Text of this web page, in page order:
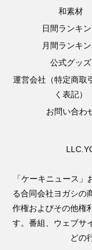
和素材
日間ランキ
月間ランキ
公式グッズ
運営会社（特定商取
く表記）
お問い合わ
「ケーキニュース
る合同会社ヨガシの
作権およびその他権
す。番組、ウェブサ
どの